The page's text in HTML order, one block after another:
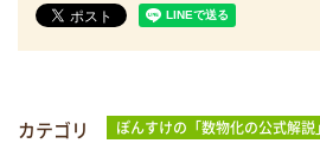
カテゴリ
ぽんすけの「数物化の公式解説」